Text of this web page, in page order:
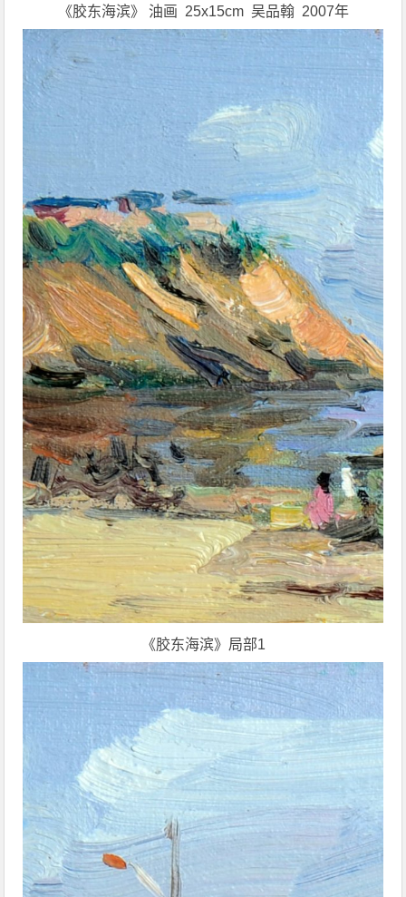
《胶东海滨》 油画 25x15cm 吴品翰 2007年
《胶东海滨》局部1